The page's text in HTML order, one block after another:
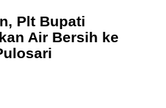
Plt Bupati
Air Bersih ke